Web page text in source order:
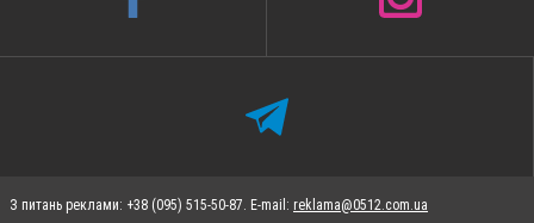
З питань реклами: +38 (095) 515-50-87. E-mail: reklama@0512.com.ua